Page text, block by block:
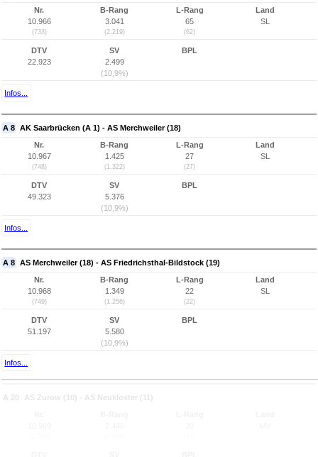
Nr.
10.966
(733)
B-Rang
3.041
(2.219)
L-Rang
65
(62)
Land
SL
DTV
22.923
SV
2.499
(10,9%)
BPL
Infos...
A 8 AK Saarbrücken (A 1) - AS Merchweiler (18)
Nr.
10.967
(748)
B-Rang
1.425
(1.322)
L-Rang
27
(27)
Land
SL
DTV
49.323
SV
5.376
(10,9%)
BPL
Infos...
A 8 AS Merchweiler (18) - AS Friedrichsthal-Bildstock (19)
Nr.
10.968
(749)
B-Rang
1.349
(1.256)
L-Rang
22
(22)
Land
SL
DTV
51.197
SV
5.580
(10,9%)
BPL
Infos...
A 20 AS Zurow (10) - AS Neukloster (11)